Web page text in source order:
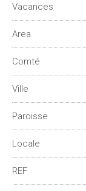
Vacances
Area
Comté
Ville
Paroisse
Locale
REF